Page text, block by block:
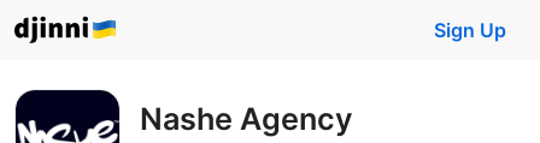
Sign Up
Nashe Agency